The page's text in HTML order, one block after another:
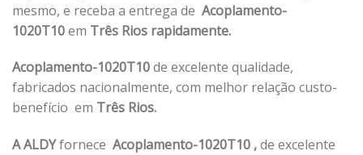
mesmo, e receba a entrega de Acoplamento-
1020T10em Três Rios rapidamente.
Acoplamento-1020T10de excelente qualidade,
fabricados nacionalmente, com melhor relação custo-
benefício em Três Rios.
A ALDYfornece Acoplamento-1020T10 ,de excelente